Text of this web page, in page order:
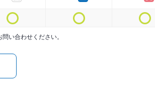
い合わせください。